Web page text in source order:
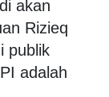
akan
Rizieq
publik
adalah